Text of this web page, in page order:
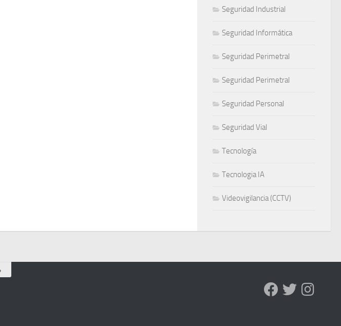
Seguridad Industrial
Seguridad Informática
Seguridad Perimetral
Seguridad Perimetral
Seguridad Personal
Seguridad Vial
Tecnología
Tecnologia IA
Videovigilancia (CCTV)